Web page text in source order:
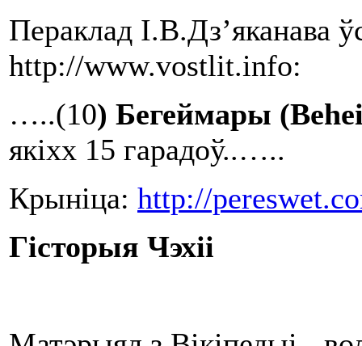
Пераклад І.В.Дз’яканава
http://www.vostlit.info:
…..(10) Бегеймары (
якіхх 15 гарадоў..…..
Крыніца: http://
Гісторыя Чэхіі